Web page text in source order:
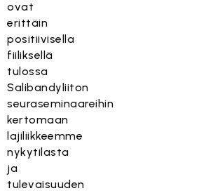
ovat
erittäin
positiivisella
fiiliksellä
tulossa
Salibandyliiton
seuraseminaareihin
kertomaan
lajiliikkeemme
nykytilasta
ja
tulevaisuuden